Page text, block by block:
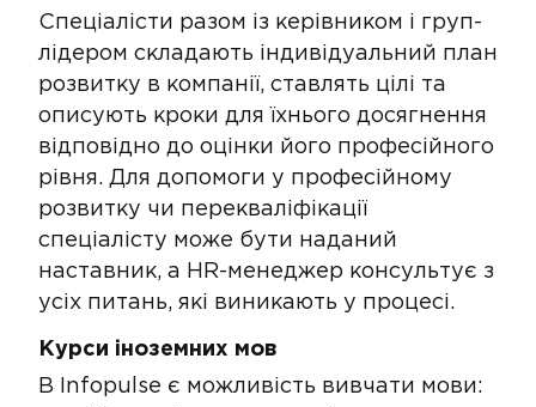
​​Спеціалісти разом із керівником і груп-
лідером складають індивідуальний план
розвитку в компанії, ставлять цілі та
описують кроки для їхнього досягнення
відповідно до оцінки його професійного
рівня. Для допомоги у професійному
розвитку чи перекваліфікації
спеціалісту може бути наданий
наставник, а HR-менеджер консультує з
усіх питань, які виникають у процесі.
Курси іноземних мов​ ​
​​В Infopulse є можливість вивчати мови​: